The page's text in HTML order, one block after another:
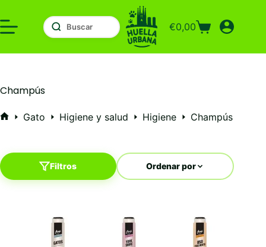
al
contenido
Carro
compra
€0,00
Champús
Gato Higiene y salud Higiene Champús
Filtros Ordenar por